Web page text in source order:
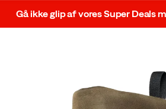
Gå ikke glip af vores Super Deals